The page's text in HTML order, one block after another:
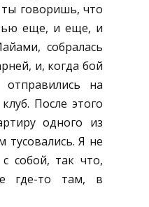
говоришь, что
еще, и еще, и
собралась
и, когда бой
на
После этого
одного из
тусовались. Я не
собой, так что,
где-то там, в